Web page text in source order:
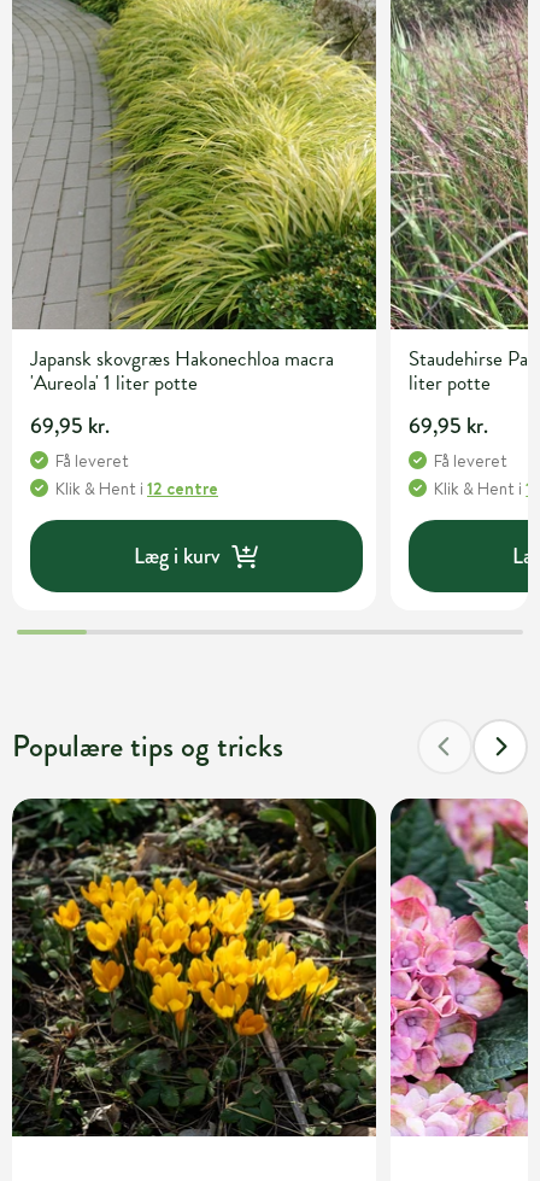
Japansk skovgræs Hakonechloa macra
'Aureola' 1 liter potte
69,95 kr.
Få leveret
Klik & Hent i 12 centre
Læg i kurv
Staudehirse
liter potte
69,95 kr.
Få leveret
Klik & Hent i
Populære tips og tricks